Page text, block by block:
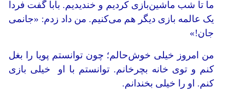
ما تا شب ماشین‌‌بازی کردیم و خندیدیم. بابا گفت فردا
یک عالمه بازی دیگر هم می‌کنیم. من داد زدم: «جانمی
جان!»
من امروز خیلی خوش‌حالم؛ چون توانستم پویا را بغل
کنم و توی خانه بچرخانم. توانستم با او خیلی بازی
کنم. او را خیلی بخندانم.